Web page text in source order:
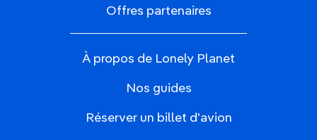
Offres partenaires
À propos de Lonely Planet
Nos guides
Réserver un billet d'avion